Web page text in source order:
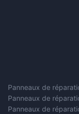
Panneaux de
Panneaux de
Panneaux de